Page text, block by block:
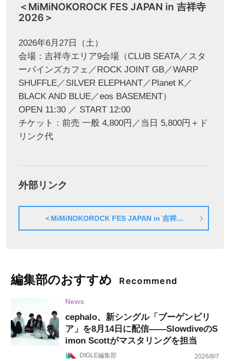
＜MiMiNOKOROCK FES JAPAN in 吉祥寺
2026＞
2026年6月27日（土）
会場：吉祥寺エリア9会場（CLUB SEATA／スタ
ーパインズカフェ／ROCK JOINT GB／WARP
SHUFFLE／SILVER ELEPHANT／Planet K／
BLACK AND BLUE／eos BASEMENT）
OPEN 11:30 ／ START 12:00
チケット：前売 一般 4,800円／当日 5,800円＋ド
リンク代
外部リンク
＜MiMiNOKOROCK FES JAPAN in 吉祥寺
編集部のおすすめ Recommend
News
cephalo、新シングル「ブーゲンビリ
ア」を8月14日に配信——SlowdiveのS
imon Scottがマスタリングを担当
DIGLE編集部 2026/8/7